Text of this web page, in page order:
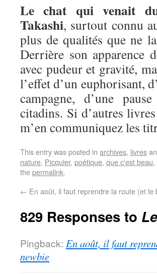
Le chat qui venait
Takashi, surtout connu
plus de qualités que ne
Derrière son apparence
avec pudeur et gravité,
l’effet d’un euphorisant,
campagne, d’une
citadins. Si d’autres
m’en communiquez les
This entry was posted in archives, livres
nature, Picquier, poétique, que c'est beau,
thepermalink.
← En août, il faut reprendre la route (et le
829 Responses to
Pingback: En août, il faut
newbie